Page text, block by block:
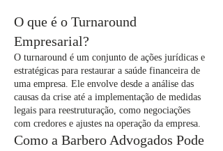
O que é o Turnaround
Empresarial?
O turnaround é um conjunto de ações jurídicas e
estratégicas para restaurar a saúde financeira de
uma empresa. Ele envolve desde a análise das
causas da crise até a implementação de medidas
legais para reestruturação, como negociações
com credores e ajustes na operação da empresa.
Como a Barbero Advogados Pode